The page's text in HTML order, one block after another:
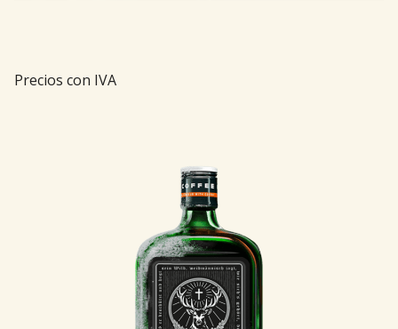
Precios con IVA